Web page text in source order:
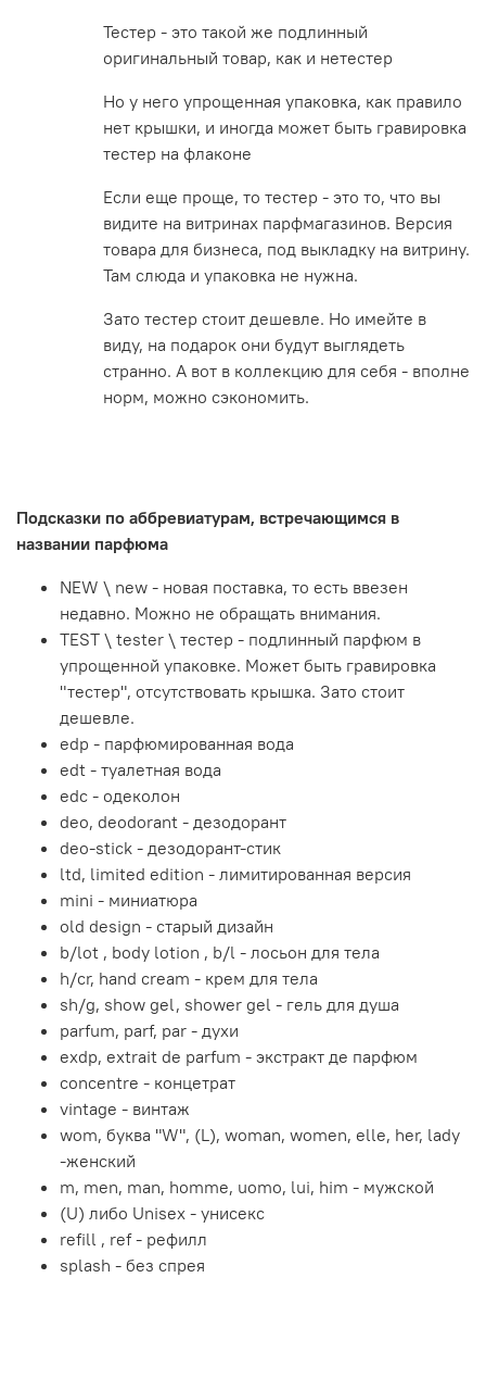
Тестер - это такой же подлинный
оригинальный товар, как и нетестер
Но у него упрощенная упаковка, как правило
нет крышки, и иногда может быть гравировка
тестер на флаконе
Если еще проще, то тестер - это то, что вы
видите на витринах парфмагазинов. Версия
товара для бизнеса, под выкладку на витрину.
Там слюда и упаковка не нужна.
Зато тестер стоит дешевле. Но имейте в
виду, на подарок они будут выглядеть
странно. А вот в коллекцию для себя - вполне
норм, можно сэкономить.
Подсказки по аббревиатурам, встречающимся в
названии парфюма
NEW \ new - новая поставка, то есть ввезен
недавно. Можно не обращать внимания.
TEST \ tester \ тестер - подлинный парфюм в
упрощенной упаковке. Может быть гравировка
"тестер", отсутствовать крышка. Зато стоит
дешевле.
edp - парфюмированная вода
edt - туалетная вода
edc - одеколон
deo, deodorant - дезодорант
deo-stick - дезодорант-стик
ltd, limited edition - лимитированная версия
mini - миниатюра
old design - старый дизайн
b/lot , body lotion , b/l - лосьон для тела
h/cr, hand cream - крем для тела
sh/g, show gel, shower gel - гель для душа
parfum, parf, par - духи
exdp, extrait de parfum - экстракт де парфюм
concentre - концетрат
vintage - винтаж
wom, буква "W", (L), woman, women, elle, her, lady
-женский
m, men, man, homme, uomo, lui, him - мужской
(U) либо Unisex - унисекс
refill , ref - рефилл
splash - без спрея